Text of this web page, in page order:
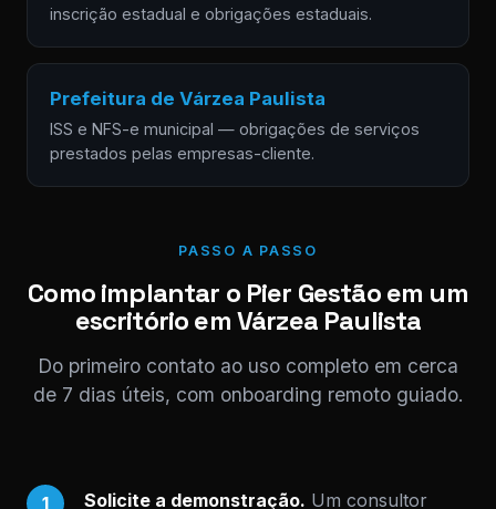
inscrição estadual e obrigações estaduais.
Prefeitura de Várzea Paulista
ISS e NFS-e municipal — obrigações de serviços
prestados pelas empresas-cliente.
PASSO A PASSO
Como implantar o Pier Gestão em um
escritório em Várzea Paulista
Do primeiro contato ao uso completo em cerca
de 7 dias úteis, com onboarding remoto guiado.
1 Solicite a demonstração. Um consultor